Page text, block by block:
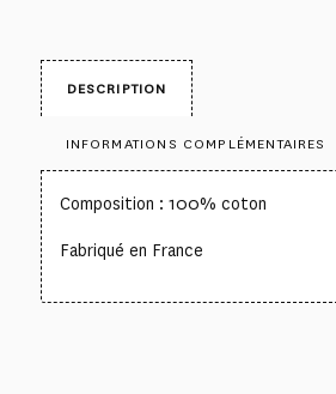
DESCRIPTION
INFORMATIONS COMPLÉMENTAIRES
Composition : 100% coton
Fabriqué en France